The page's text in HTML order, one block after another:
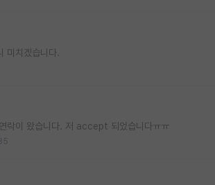
미치겠습니다.
락이 왔습니다. 저 accept 되었습니다ㅠㅠ